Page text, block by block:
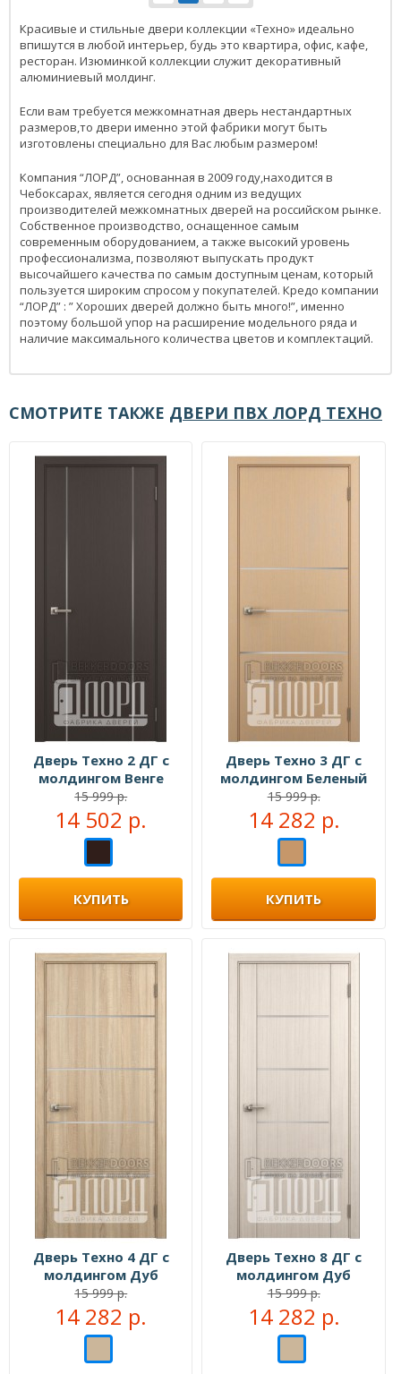
Красивые и стильные двери коллекции «Техно» идеально
впишутся в любой интерьер, будь это квартира, офис, кафе,
ресторан. Изюминкой коллекции служит декоративный
алюминиевый молдинг.
Если вам требуется межкомнатная дверь нестандартных
размеров,то двери именно этой фабрики могут быть
изготовлены специально для Вас любым размером!
Компания “ЛОРД”, основанная в 2009 году,находится в
Чебоксарах, является сегодня одним из ведущих
производителей межкомнатных дверей на российском рынке.
Собственное производство, оснащенное самым
современным оборудованием, а также высокий уровень
профессионализма, позволяют выпускать продукт
высочайшего качества по самым доступным ценам, который
пользуется широким спросом у покупателей. Кредо компании
“ЛОРД” : ” Хороших дверей должно быть много!”, именно
поэтому большой упор на расширение модельного ряда и
наличие максимального количества цветов и комплектаций.
СМОТРИТЕ ТАКЖЕ ДВЕРИ ПВХ ЛОРД ТЕХНО
Дверь Техно 2 ДГ с
молдингом Венге
15 999 р.
14 502 р.
КУПИТЬ
Дверь Техно 3 ДГ с
молдингом Беленый
дуб
15 999 р.
14 282 р.
КУПИТЬ
Дверь Техно 4 ДГ с
молдингом Дуб
рифленый
15 999 р.
14 282 р.
Дверь Техно 8 ДГ с
молдингом Дуб
рифленый
15 999 р.
14 282 р.